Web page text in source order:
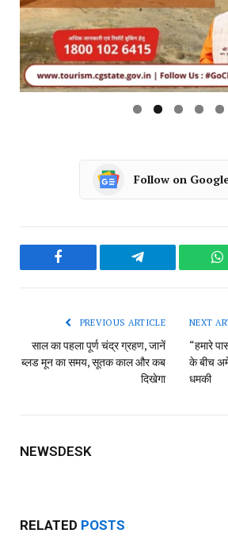
Follow on
Facebook Telegram
PREVIOUS ARTICLE
साल का पहला पूर्ण चंद्र ग्रहण, जानें
ब्लड मून का समय, सूतक काल और कब
दिखेगा
NEXT
“हमारे
के बीच
धमकी
NEWSDESK
RELATED POSTS